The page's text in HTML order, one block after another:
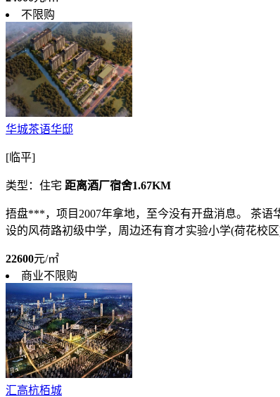
不限购
华城茶语华邸
[临平]
类型：住宅 距离酒厂宿舍1.67KM
捂盘***，项目2007年拿地，至今没有开盘消息。 茶语
设的风荷路初级中学，周边还有育才实验小学(荷花校
22600元/㎡
商业不限购
汇高杭栢城